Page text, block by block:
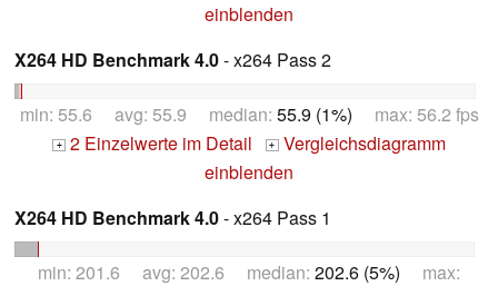
einblenden
X264 HD Benchmark 4.0- x264 Pass 2
min: 55.6 avg: 55.9 median: 55.9 (1%) max: 56.2 fps
+ 2 Einzelwerte im Detail + Vergleichsdiagramm
einblenden
X264 HD Benchmark 4.0- x264 Pass 1
min: 201.6 avg: 202.6 median: 202.6 (5%) max: